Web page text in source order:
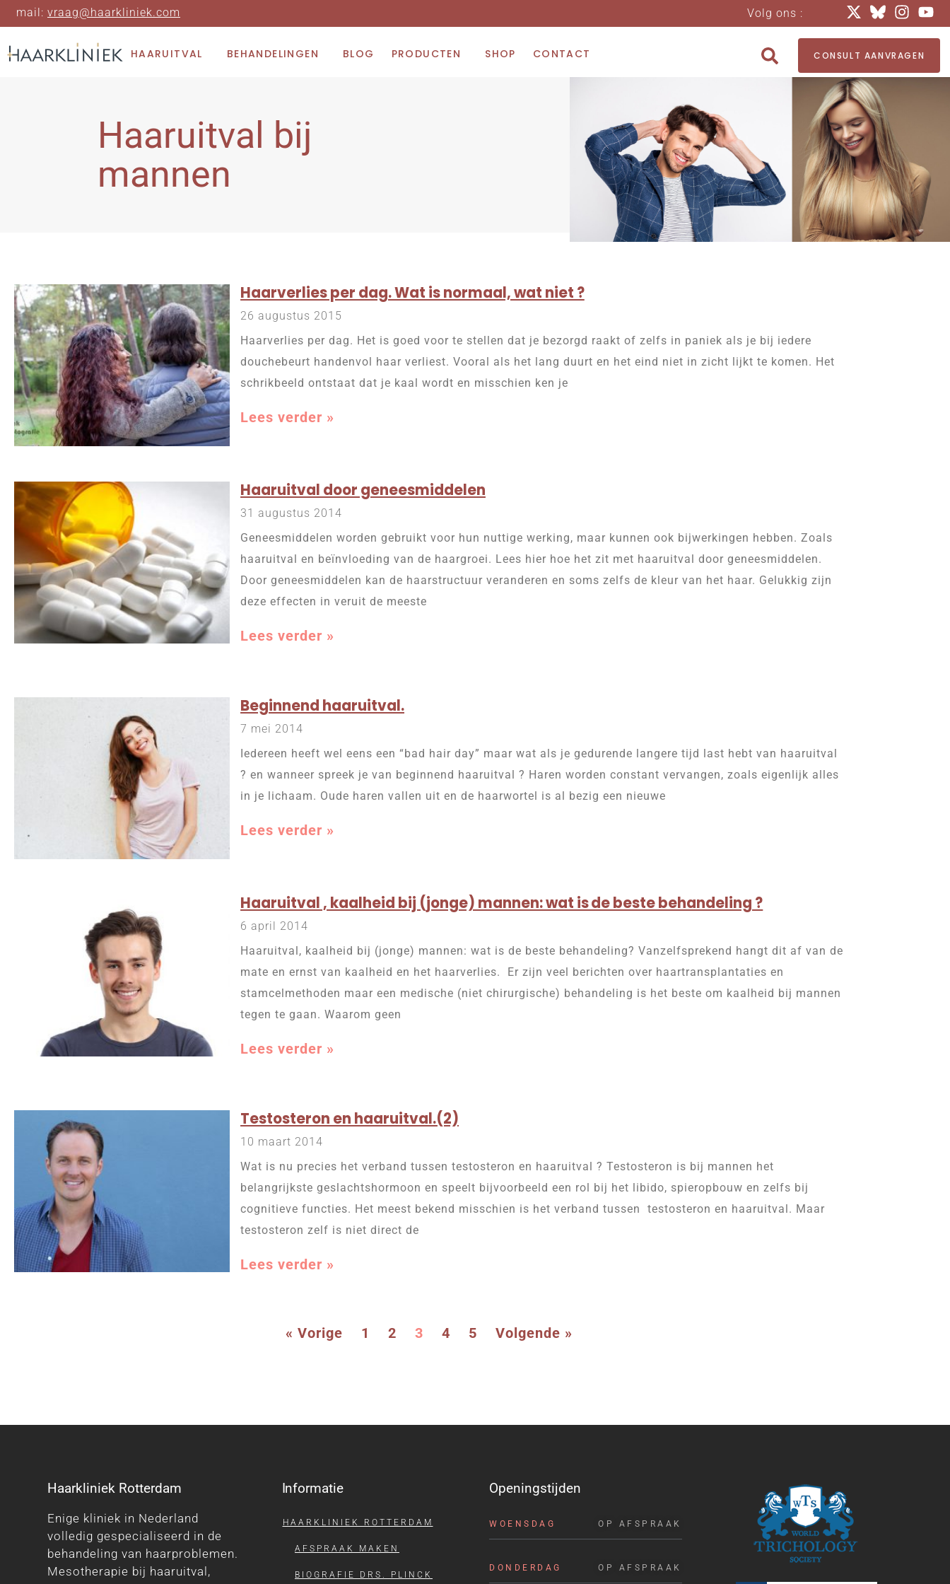
mail: vraag@haarkliniek.com Volg ons :
HAARUITVAL BEHANDELINGEN BLOG PRODUCTEN SHOP CONTACT CONSULT AANVRAGEN
Haaruitval bij
mannen
Haarverlies per dag. Wat is normaal, wat niet ?
26 augustus 2015
Haarverlies per dag. Het is goed voor te stellen dat je bezorgd raakt of zelfs in paniek als je bij iedere
douchebeurt handenvol haar verliest. Vooral als het lang duurt en het eind niet in zicht lijkt te komen. Het
schrikbeeld ontstaat dat je kaal wordt en misschien ken je
Lees verder »
Haaruitval door geneesmiddelen
31 augustus 2014
Geneesmiddelen worden gebruikt voor hun nuttige werking, maar kunnen ook bijwerkingen hebben. Zoals
haaruitval en beïnvloeding van de haargroei. Lees hier hoe het zit met haaruitval door geneesmiddelen.
Door geneesmiddelen kan de haarstructuur veranderen en soms zelfs de kleur van het haar. Gelukkig zijn
deze effecten in veruit de meeste
Lees verder »
Beginnend haaruitval.
7 mei 2014
Iedereen heeft wel eens een “bad hair day” maar wat als je gedurende langere tijd last hebt van haaruitval
? en wanneer spreek je van beginnend haaruitval ? Haren worden constant vervangen, zoals eigenlijk alles
in je lichaam. Oude haren vallen uit en de haarwortel is al bezig een nieuwe
Lees verder »
Haaruitval , kaalheid bij (jonge) mannen: wat is de beste behandeling ?
6 april 2014
Haaruitval, kaalheid bij (jonge) mannen: wat is de beste behandeling? Vanzelfsprekend hangt dit af van de
mate en ernst van kaalheid en het haarverlies. Er zijn veel berichten over haartransplantaties en
stamcelmethoden maar een medische (niet chirurgische) behandeling is het beste om kaalheid bij mannen
tegen te gaan. Waarom geen
Lees verder »
Testosteron en haaruitval.(2)
10 maart 2014
Wat is nu precies het verband tussen testosteron en haaruitval ? Testosteron is bij mannen het
belangrijkste geslachtshormoon en speelt bijvoorbeeld een rol bij het libido, spieropbouw en zelfs bij
cognitieve functies. Het meest bekend misschien is het verband tussen testosteron en haaruitval. Maar
testosteron zelf is niet direct de
Lees verder »
« Vorige 1 2 3 4 5 Volgende »
Haarkliniek Rotterdam
Enige kliniek in Nederland
volledig gespecialiseerd in de
behandeling van haarproblemen.
Mesotherapie bij haaruitval,
Informatie
HAARKLINIEK ROTTERDAM
AFSPRAAK MAKEN
BIOGRAFIE DRS. PLINCK
Openingstijden
WOENSDAG
DONDERDAG
OP AFSPRAAK
OP AFSPRAAK